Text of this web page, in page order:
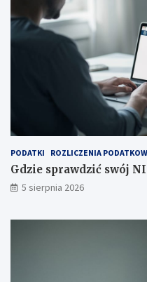
PODATKI ROZLICZENIA
Gdzie sprawdzić swój
5 sierpnia 2026